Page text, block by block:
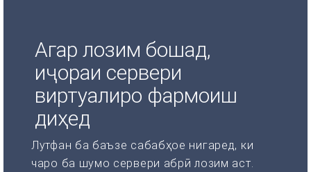
Агар лозим бошад,
иҷораи сервери
виртуалиро фармоиш
диҳед
Лутфан ба баъзе сабабҳое нигаред, ки
чаро ба шумо сервери абрӣ лозим аст.